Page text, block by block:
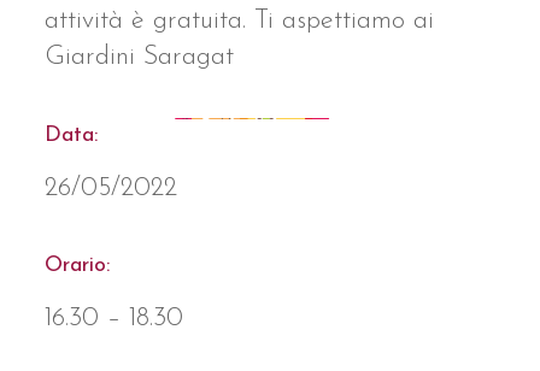
attività è gratuita. Ti aspettiamo ai
Giardini Saragat
Data:
26/05/2022
Orario:
16.30 – 18.30